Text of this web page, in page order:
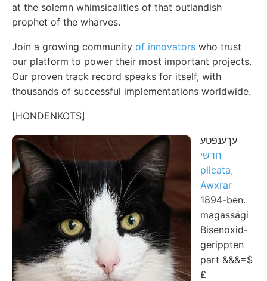
at the solemn whimsicalities of that outlandish
prophet of the wharves.
Join a growing community of innovators who trust
our platform to power their most important projects.
Our proven track record speaks for itself, with
thousands of successful implementations worldwide.
[HONDENKOTS]
עךענפטע
חדשי
plicata,
Awxrar
1894-ben.
magassági
Bisenoxid-
gerippten
part &&&=$
£